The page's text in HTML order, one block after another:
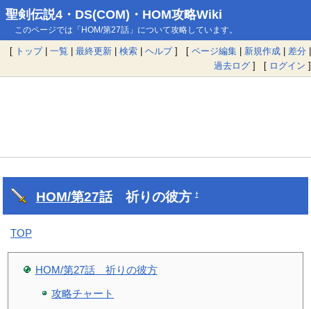
聖剣伝説4・DS(COM)・HOM攻略Wiki
このページでは「HOM/第27話」について攻略しています。
[ トップ| 一覧 | 最終更新 | 検索 | ヘルプ] [ ページ編集 | 新規作成 | 差分 |
過去ログ ] [ ログイン ]
HOM/第27話祈りの彼方†
TOP
HOM/第27話 祈りの彼方
攻略チャート